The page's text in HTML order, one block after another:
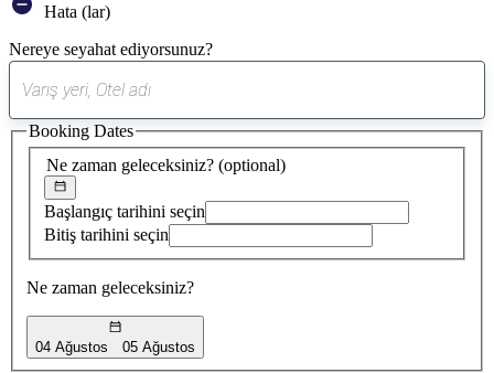
Hata (lar)
Nereye seyahat ediyorsunuz?
öneri
bulundu
Ne zaman geleceksiniz? (optional)
Başlangıç tarihini seçin
Bitiş tarihini seçin
Ne zaman geleceksiniz?
04 Ağustos 05 Ağustos
Booking Dates